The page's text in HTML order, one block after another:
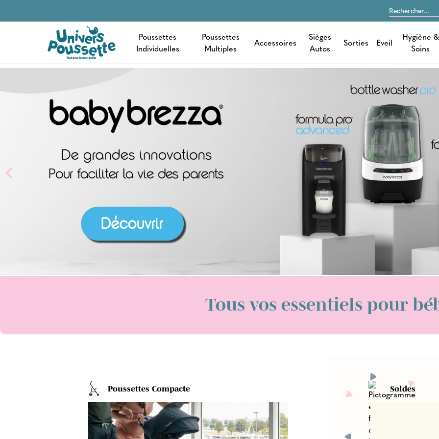
Poussettes
Individuelles
Poussettes
Multiples
Accessoires
Sièges
Autos
Sorties Eveil
Hygiène &
Soins
Tous vos essentiels pour
Poussettes Compacte Soldes
Rechercher sur le site